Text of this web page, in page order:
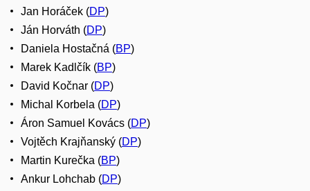
Jan Horáček (DP)
Ján Horváth (DP)
Daniela Hostačná (BP)
Marek Kadlčík (BP)
David Kočnar (DP)
Michal Korbela (DP)
Áron Samuel Kovács (DP)
Vojtěch Krajňanský (DP)
Martin Kurečka (BP)
Ankur Lohchab (DP)